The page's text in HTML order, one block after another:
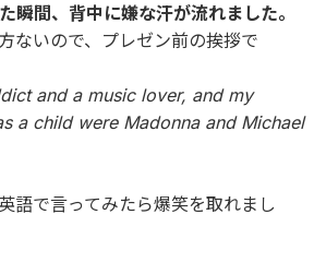
瞬間、背中に嫌な汗が流れました。
ないので、プレゼン前の挨拶で
and a music lover, and my
a child were Madonna and Michael
語で言ってみたら爆笑を取れまし